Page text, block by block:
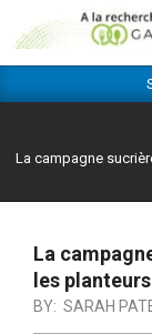
Navigation
La campagne
La
les
BY: SARAH